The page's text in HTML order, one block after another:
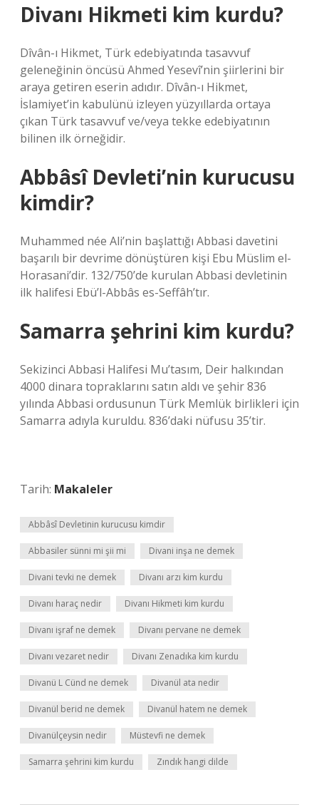
Divanı Hikmeti kim kurdu?
Dîvân-ı Hikmet, Türk edebiyatında tasavvuf
geleneğinin öncüsü Ahmed Yesevî’nin şiirlerini bir
araya getiren eserin adıdır. Dîvân-ı Hikmet,
İslamiyet’in kabulünü izleyen yüzyıllarda ortaya
çıkan Türk tasavvuf ve/veya tekke edebiyatının
bilinen ilk örneğidir.
Abbâsî Devleti’nin kurucusu
kimdir?
Muhammed née Ali’nin başlattığı Abbasi davetini
başarılı bir devrime dönüştüren kişi Ebu Müslim el-
Horasani’dir. 132/750’de kurulan Abbasi devletinin
ilk halifesi Ebü’l-Abbâs es-Seffâh’tır.
Samarra şehrini kim kurdu?
Sekizinci Abbasi Halifesi Mu’tasım, Deir halkından
4000 dinara topraklarını satın aldı ve şehir 836
yılında Abbasi ordusunun Türk Memlük birlikleri için
Samarra adıyla kuruldu. 836’daki nüfusu 35’tir.
Tarih: Makaleler
Abbâsî Devletinin kurucusu kimdir
Abbasiler sünni mi şii mi Divani inşa ne demek
Divani tevki ne demek Divanı arzı kim kurdu
Divanı haraç nedir Divanı Hikmeti kim kurdu
Divanı işraf ne demek Divanı pervane ne demek
Divanı vezaret nedir Divanı Zenadıka kim kurdu
Divanü L Cünd ne demek Divanül ata nedir
Divanül berid ne demek Divanül hatem ne demek
Divanülçeysin nedir Müstevfi ne demek
Samarra şehrini kim kurdu Zındık hangi dilde